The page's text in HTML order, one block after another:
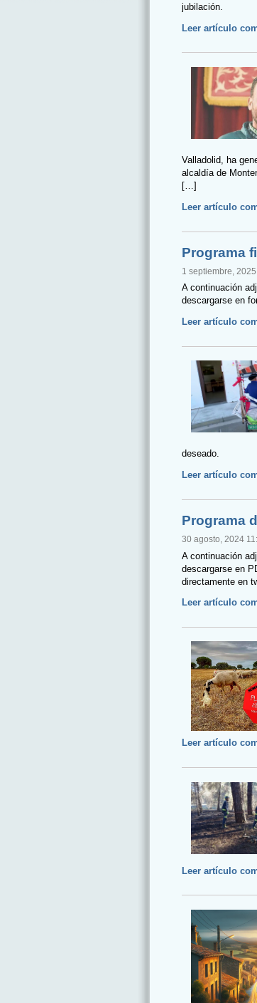
jubilación.
Leer artículo
Valladolid, ha
alcaldía de
[…]
Leer artículo
Programa
1 septiembre,
A continuación
descargarse en
Leer artículo
deseado.
Leer artículo
Programa
30 agosto, 2024
A continuación
descargarse en
directamente en
Leer artículo
Leer artículo
Leer artículo